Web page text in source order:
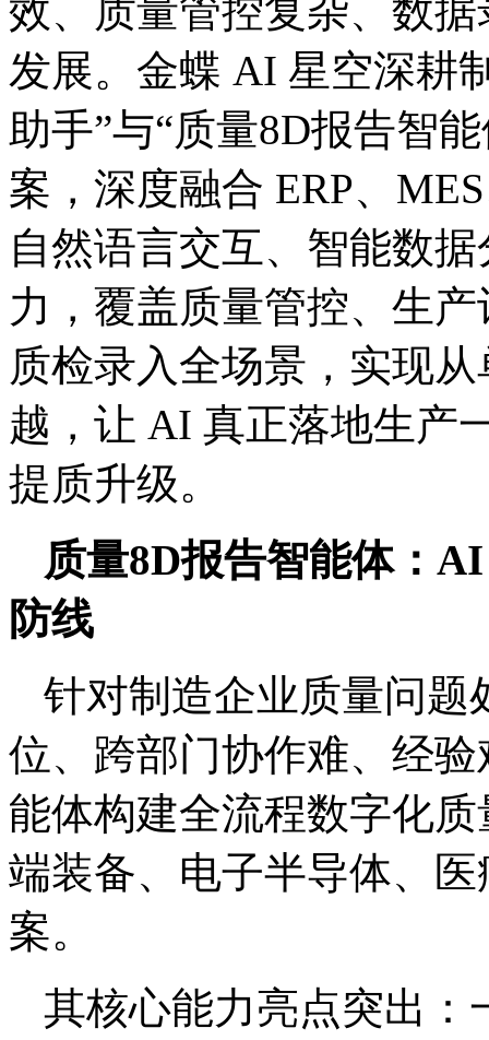
效、质量管控复杂、数
发展。金蝶 AI 星空深耕
助手”与“质量8D报告智
案，深度融合 ERP、
自然语言交互、智能数
力，覆盖质量管控、生
质检录入全场景，实现
越，让 AI 真正落地生产
提质升级。
质量8D报告智能体：
防线
针对制造企业质量问题
位、跨部门协作难、经
能体构建全流程数字化
端装备、电子半导体、
案。
其核心能力亮点突出：